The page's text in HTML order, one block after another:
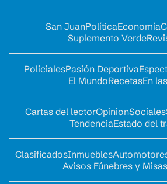
San JuanPolíticaEconomía
Suplemento Verde
PolicialesPasión Deportiva
El MundoRecetasEn
Cartas del lectorOpinionSociales
TendenciaEstado del
ClasificadosInmuebles
Avisos Fúnebres y Misas